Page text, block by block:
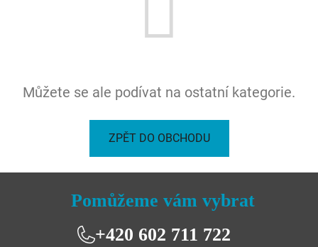
Můžete se ale podívat na ostatní kategorie.
ZPĚT DO OBCHODU
Pomůžeme vám vybrat
+420 602 711 722